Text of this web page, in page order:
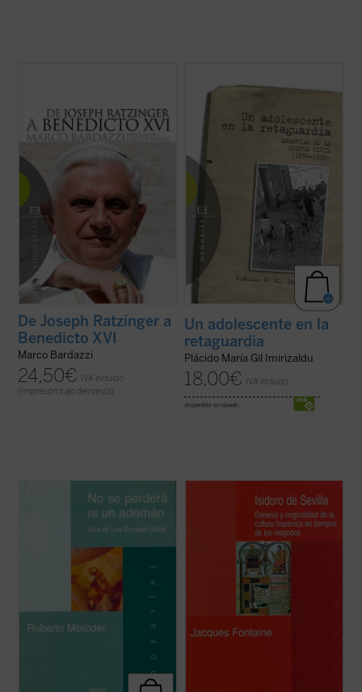
Benedicto XVI sigue suscitando interés y
curiosidad. Un ágil recorrido por la vida y la
obra de Joseph Ratzinger antes y ...
De Joseph Ratzinger a
Benedicto XVI
Marco Bardazzi
24,50€
IVA incluido
(Impresión bajo demanda)
lucha fratricida de los que fue testigo
recuerdos trágicos como los asesinatos de
los monjes del Monasterio de El Pueyo ...
Un adolescente en la
retaguardia
Plácido María Gil Imirizaldu
18,00€ IVA incluido
disponible en ebook:
Luis Campos Górriz nace en Valencia el 30
de junio de 1905. Su vida trascurre en su
tierra en medio de una aparente
asociaciones de estudiantes, las
y las árabes del VIII, la península ibérica
fue capaz de crear en el siglo VII una
brillante civilización «hispanovisigoda».
Ésta se expresó a través de una literatura
y un arte singulares, ...(ver ficha)